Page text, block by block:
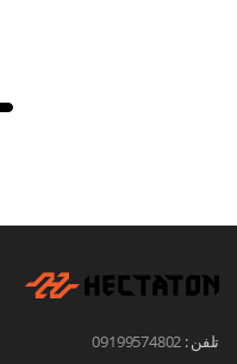
تلفن : 09199574802